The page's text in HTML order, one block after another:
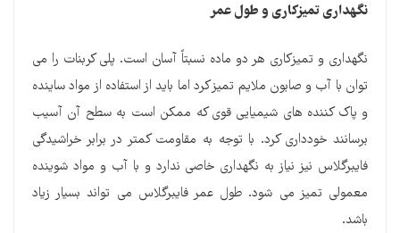
نگهداری تمیزکاری و طول عمر
نگهداری و تمیزکاری هر دو ماده نسبتاً آسان است. پلی کربنات را می
توان با آب و صابون ملایم تمیز کرد اما باید از استفاده از مواد ساینده
و پاک کننده های شیمیایی قوی که ممکن است به سطح آن آسیب
برسانند خودداری کرد. با توجه به مقاومت کمتر در برابر خراشیدگی
فایبرگلاس نیز نیاز به نگهداری خاصی ندارد و با آب و مواد شوینده
معمولی تمیز می شود. طول عمر فایبرگلاس می تواند بسیار زیاد
باشد.